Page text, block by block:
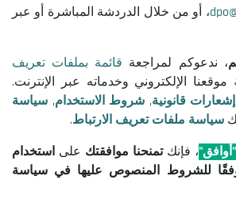
واستشارات
الارتباط
، أو من خلال الدردشة المباشرة أو عبر
، ندعوكم لمراجعة قائمة بملفات تعريف
موقعنا الإلكتروني وخدماته عبر الإنترنت.
إشعارات قانونية, شروط الاستخدام, سياسة
سياسة ملفات تعريف الارتباط.
"أوافق"، فإنكتمنحنا موافقتك على استخدام
وفقًا للشروط المنصوص عليها في سياسة